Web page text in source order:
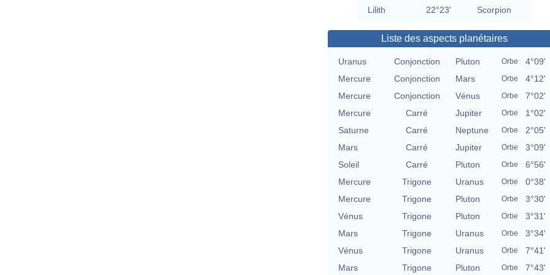
Lilith 22°23' Scorpion
Liste des aspects planétaires
Uranus Conjonction Pluton Orbe
4°09'
Mercure
Conjonction Mars Orbe
4°12'
Mercure
Conjonction Vénus Orbe
7°02'
Mercure
Carré Jupiter Orbe
1°02'
Saturne
Carré Neptune Orbe
2°05'
Mars
Carré Jupiter Orbe
3°09'
Soleil
Carré Pluton Orbe
6°56'
Mercure
Trigone Uranus Orbe
0°38'
Mercure
Trigone Pluton Orbe
3°30'
Vénus
Trigone Pluton Orbe
3°31'
Mars
Trigone Uranus Orbe
3°34'
Vénus
Trigone Uranus Orbe
7°41'
Mars
Trigone Pluton Orbe 7°43'